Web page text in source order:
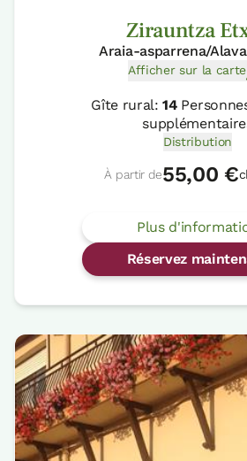
Zirauntza
Araia-asparrena/
Afficher sur la carte
Gîte rural:14
Distribution
À partir de55,00 €
Plus
Réservez